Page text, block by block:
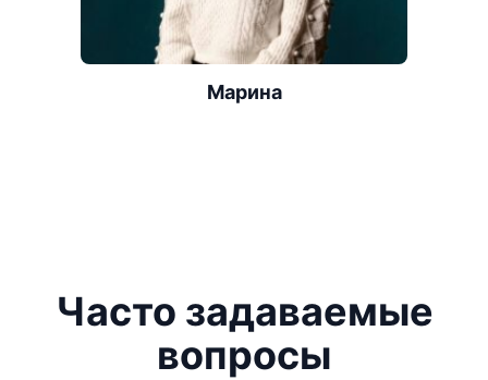
Марина
Часто задаваемые
вопросы